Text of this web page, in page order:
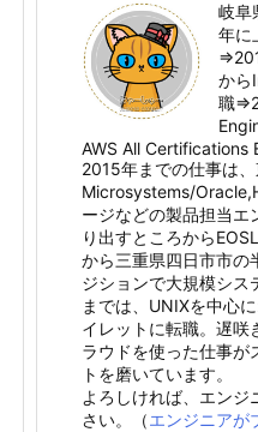
岐阜
年に
から
職
AWS All Certifications
2015年までの仕事は
Microsystems/
ージなどの製品担当エ
り出すところから
から三重県四日市市の
ジションで大規模シス
までは、UNIXを中心
イレットに転職。遅咲
ラウドを使った仕事が
トを磨いています。
よろしければ、エンジ
さい。（エンジニアが